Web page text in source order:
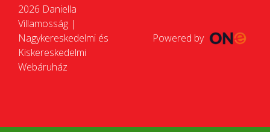
2026 Daniella
Villamosság |
Nagykereskedelmi és
Kiskereskedelmi
Webáruház
Powered by